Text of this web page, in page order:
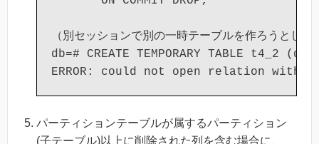
（別セッションで別の一時テーブルを作ろうとし
db=# CREATE TEMPORARY TABLE t4_2
パーティションテーブルが属するパーティション
(子テーブル)以上に削除された列を含む場合に、